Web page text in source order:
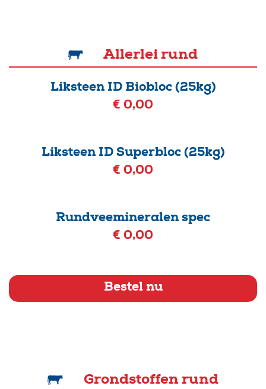
Allerlei rund
Liksteen ID Biobloc (25kg)
€ 0,00
Liksteen ID Superbloc (25kg)
€ 0,00
Rundveemineralen spec
€ 0,00
Bestel nu
Grondstoffen rund